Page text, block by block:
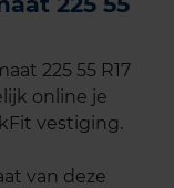
225 55 R17
online je
vestiging.
van deze